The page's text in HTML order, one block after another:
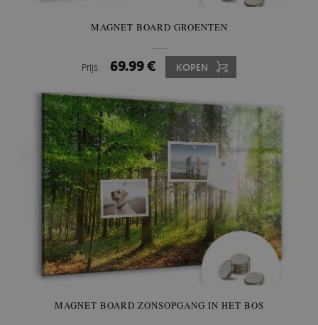
MAGNET BOARD GROENTEN
Prijs: 69.99 € KOPEN
MAGNET BOARD ZONSOPGANG IN HET BOS